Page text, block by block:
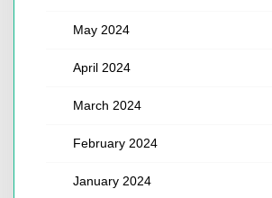
May 2024
April 2024
March 2024
February 2024
January 2024